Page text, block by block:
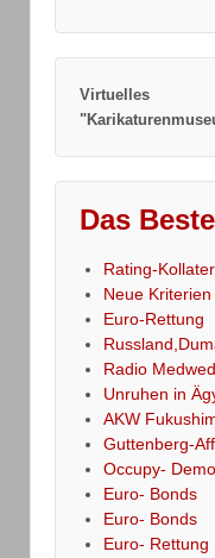
Virtuelles
Das
Rating-
Neue
Euro-Rettung
Radio
Unruhen in
AKW
Guttenberg-
Occupy- Demo
Euro- Bonds
Euro- Bonds
Euro- Rettung